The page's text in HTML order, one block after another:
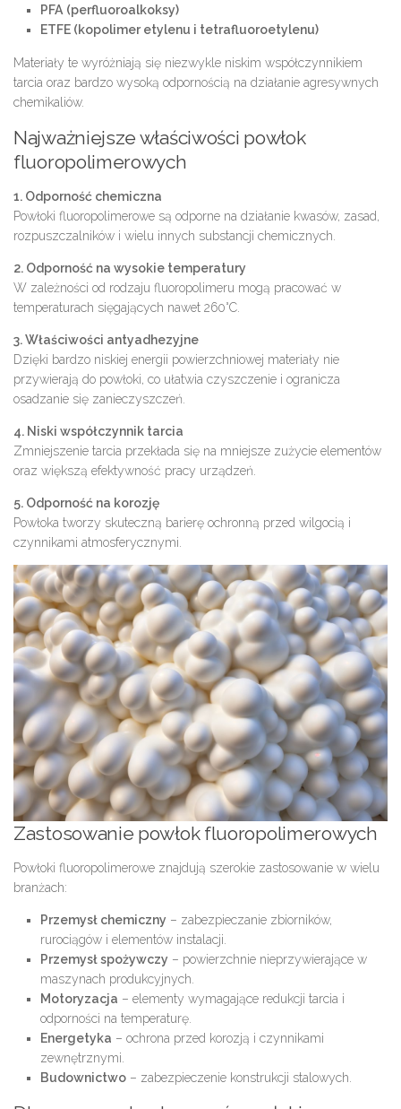
PFA (perfluoroalkoksy)
ETFE (kopolimer etylenu i tetrafluoroetylenu)
Materiały te wyróżniają się niezwykle niskim współczynnikiem
tarcia oraz bardzo wysoką odpornością na działanie agresywnych
chemikaliów.
Najważniejsze właściwości powłok
fluoropolimerowych
1. Odporność chemiczna
Powłoki fluoropolimerowe są odporne na działanie kwasów, zasad,
rozpuszczalników i wielu innych substancji chemicznych.
2. Odporność na wysokie temperatury
W zależności od rodzaju fluoropolimeru mogą pracować w
temperaturach sięgających nawet 260°C.
3. Właściwości antyadhezyjne
Dzięki bardzo niskiej energii powierzchniowej materiały nie
przywierają do powłoki, co ułatwia czyszczenie i ogranicza
osadzanie się zanieczyszczeń.
4. Niski współczynnik tarcia
Zmniejszenie tarcia przekłada się na mniejsze zużycie elementów
oraz większą efektywność pracy urządzeń.
5. Odporność na korozję
Powłoka tworzy skuteczną barierę ochronną przed wilgocią i
czynnikami atmosferycznymi.
Zastosowanie powłok fluoropolimerowych
Powłoki fluoropolimerowe znajdują szerokie zastosowanie w wielu
branżach:
Przemysł chemiczny – zabezpieczanie zbiorników,
rurociągów i elementów instalacji.
Przemysł spożywczy – powierzchnie nieprzywierające w
maszynach produkcyjnych.
Motoryzacja – elementy wymagające redukcji tarcia i
odporności na temperaturę.
Energetyka – ochrona przed korozją i czynnikami
zewnętrznymi.
Budownictwo – zabezpieczenie konstrukcji stalowych.